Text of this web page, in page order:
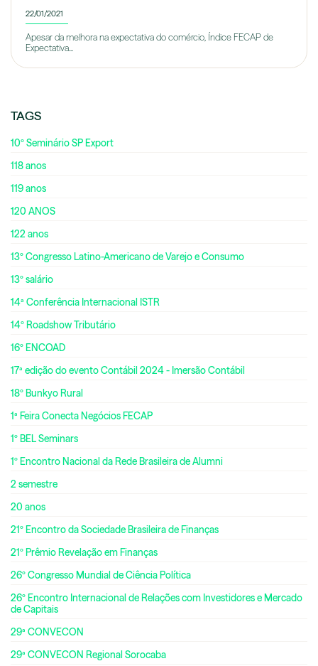
22/01/2021
Apesar da melhora na expectativa do comércio, Índice FECAP de
Expectativa...
TAGS
10º Seminário SP Export
118 anos
119 anos
120 ANOS
122 anos
13º Congresso Latino-Americano de Varejo e Consumo
13º salário
14ª Conferência Internacional ISTR
14º Roadshow Tributário
16º ENCOAD
17ª edição do evento Contábil 2024 - Imersão Contábil
18º Bunkyo Rural
1ª Feira Conecta Negócios FECAP
1º BEL Seminars
1º Encontro Nacional da Rede Brasileira de Alumni
2 semestre
20 anos
21º Encontro da Sociedade Brasileira de Finanças
21º Prêmio Revelação em Finanças
26º Congresso Mundial de Ciência Política
26º Encontro Internacional de Relações com Investidores e Mercado
de Capitais
29ª CONVECON
29ª CONVECON Regional Sorocaba